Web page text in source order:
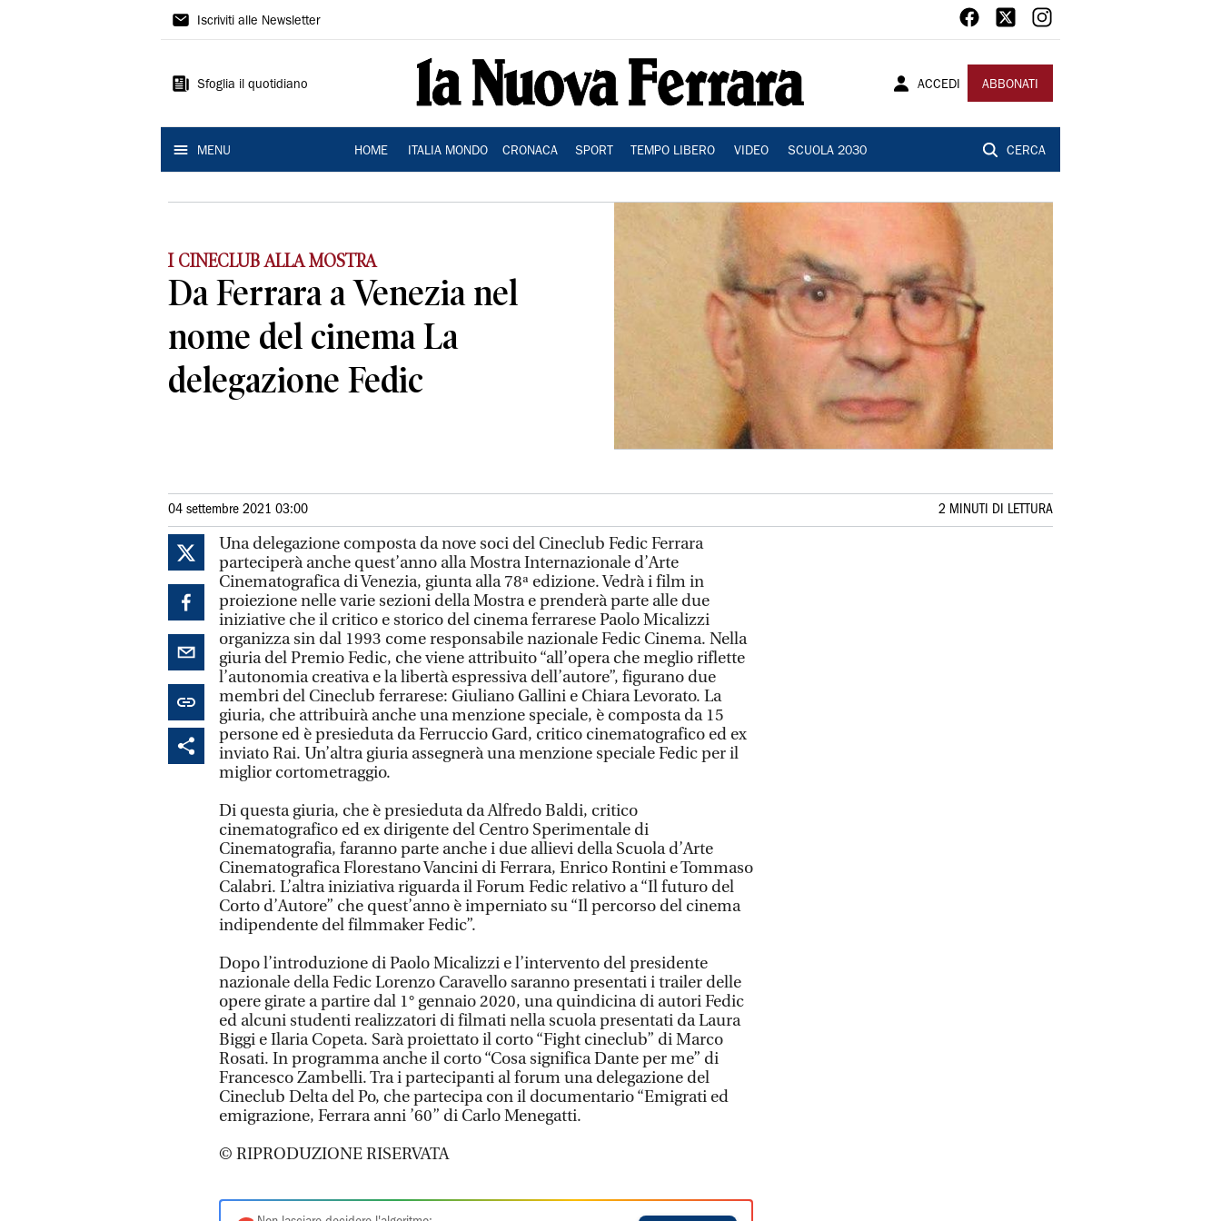
La
Ferrara
Iscriviti alle Newsletter
Sfoglia il quotidiano ACCEDI ABBONATI
MENU HOME ITALIA MONDO CRONACA SPORT TEMPO LIBERO VIDEO SCUOLA 2030 CERCA
I CINECLUB ALLA MOSTRA
Da Ferrara a Venezia nel
nome del cinema La
delegazione Fedic
04 settembre 2021 03:00 2 MINUTI DI LETTURA
Una delegazione composta da nove soci del Cineclub Fedic Ferrara
parteciperà anche quest’anno alla Mostra Internazionale d’Arte
Cinematografica di Venezia, giunta alla 78ª edizione. Vedrà i film in
proiezione nelle varie sezioni della Mostra e prenderà parte alle due
iniziative che il critico e storico del cinema ferrarese Paolo Micalizzi
organizza sin dal 1993 come responsabile nazionale Fedic Cinema. Nella
giuria del Premio Fedic, che viene attribuito “all’opera che meglio riflette
l’autonomia creativa e la libertà espressiva dell’autore”, figurano due
membri del Cineclub ferrarese: Giuliano Gallini e Chiara Levorato. La
giuria, che attribuirà anche una menzione speciale, è composta da 15
persone ed è presieduta da Ferruccio Gard, critico cinematografico ed ex
inviato Rai. Un’altra giuria assegnerà una menzione speciale Fedic per il
miglior cortometraggio.
Di questa giuria, che è presieduta da Alfredo Baldi, critico
cinematografico ed ex dirigente del Centro Sperimentale di
Cinematografia, faranno parte anche i due allievi della Scuola d’Arte
Cinematografica Florestano Vancini di Ferrara, Enrico Rontini e Tommaso
Calabri. L’altra iniziativa riguarda il Forum Fedic relativo a “Il futuro del
Corto d’Autore” che quest’anno è imperniato su “Il percorso del cinema
indipendente del filmmaker Fedic”.
Dopo l’introduzione di Paolo Micalizzi e l’intervento del presidente
nazionale della Fedic Lorenzo Caravello saranno presentati i trailer delle
opere girate a partire dal 1° gennaio 2020, una quindicina di autori Fedic
ed alcuni studenti realizzatori di filmati nella scuola presentati da Laura
Biggi e Ilaria Copeta. Sarà proiettato il corto “Fight cineclub” di Marco
Rosati. In programma anche il corto “Cosa significa Dante per me” di
Francesco Zambelli. Tra i partecipanti al forum una delegazione del
Cineclub Delta del Po, che partecipa con il documentario “Emigrati ed
emigrazione, Ferrara anni ’60” di Carlo Menegatti.
© RIPRODUZIONE RISERVATA